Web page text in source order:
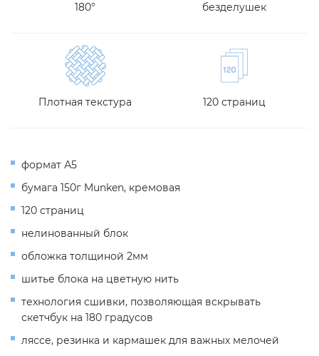
180°
безделушек
Плотная текстура 120 страниц
формат А5
бумага 150г Munken, кремовая
120 страниц
нелинованный блок
обложка толщиной 2мм
шитье блока на цветную нить
технология сшивки, позволяющая вскрывать
скетчбук на 180 градусов
ляссе, резинка и кармашек для важных мелочей